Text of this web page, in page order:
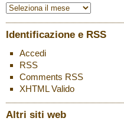
Identificazione e RSS
Accedi
RSS
Comments RSS
XHTMLValido
Altri siti web